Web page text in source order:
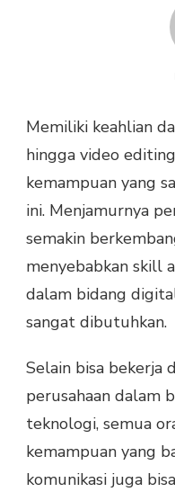
Memiliki keahlian
hingga video
kemampuan yang
ini. Menjamurnya
semakin
menyebabkan skill
dalam bidang
sangat dibutuhkan.
Selain bisa bekerja
perusahaan dalam
teknologi, semua
kemampuan yang
komunikasi juga